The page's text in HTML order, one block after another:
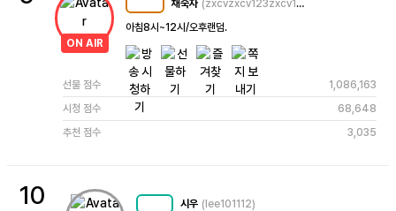
ON AIR
채숙자 (zxcvzxcv123zxcv123)
선물 점수
1,086,163
시청 점수
68,648
추천 점수
3,035
10 시우 (lee101112)